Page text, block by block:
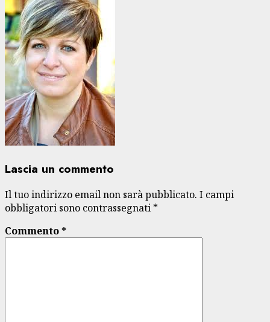
Lascia un commento
Il tuo indirizzo email non sarà pubblicato. I campi
obbligatori sono contrassegnati *
Commento*